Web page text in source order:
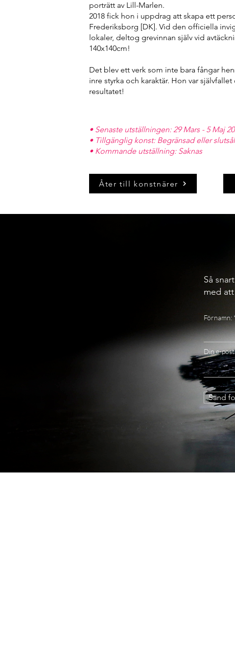
porträtt av Lill-Marlen.
2018 fick hon i uppdrag att skapa ett
Frederiksborg [DK]. Vid den officiella
lokaler, deltog grevinnan själv vid
140x140cm!
Det blev ett verk som inte bara fångar
inre styrka och karaktär. Hon var
resultatet!
• Senaste utställningen: 29 Mars - 5 Maj
• Tillgänglig konst: Begränsad eller
• Kommande utställning: Saknas
Åter till konstnärer
Så
med
Din e-
Sänd
Förnamn: